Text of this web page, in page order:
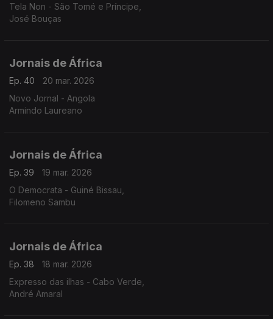
Tela Non - São Tomé e Príncipe,
José Bouças
Jornais de África
Ep. 40
20 mar. 2026
Novo Jornal - Angola
Armindo Laureano
Jornais de África
Ep. 39
19 mar. 2026
O Democrata - Guiné Bissau,
Filomeno Sambu
Jornais de África
Ep. 38
18 mar. 2026
Expresso das ilhas - Cabo Verde,
André Amaral